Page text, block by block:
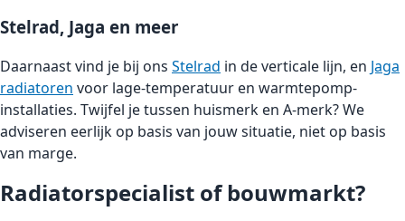
Stelrad, Jaga en meer
Daarnaast vind je bij ons Stelrad in de verticale lijn, en Jaga
radiatoren voor lage-temperatuur en warmtepomp-
installaties. Twijfel je tussen huismerk en A-merk? We
adviseren eerlijk op basis van jouw situatie, niet op basis
van marge.
Radiatorspecialist of bouwmarkt?